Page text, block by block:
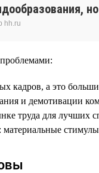
hh.ru
кадров, а это
и демотивации
труда для лучших